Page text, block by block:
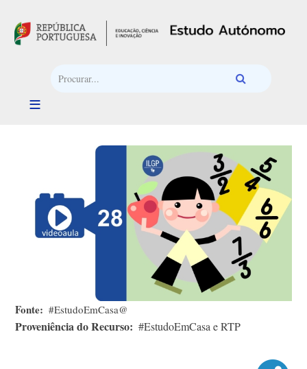
Fonte #EstudoEmCasa@
Proveniência do Recurso #EstudoEmCasa e RTP